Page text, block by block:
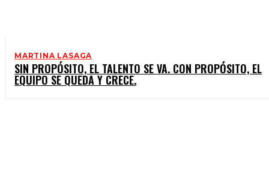
MARTINA LASAGA
SIN PROPÓSITO, EL TALENTO SE VA. CON PROPÓSITO, EL
EQUIPO SE QUEDA Y CRECE.